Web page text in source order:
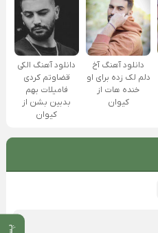
دانلود آهنگ آخ
دلم لک زده برای او
خنده هات از
کیوان
دانلود آهنگ الکی
قضاوتم کردی
فامیلات بهم
بدبین بشن از
کیوان